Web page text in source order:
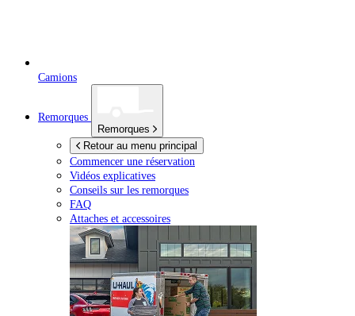
Camions
Remorques
Remorques
Retour au menu principal
Commencer une réservation
Vidéos explicatives
Conseils sur les remorques
FAQ
Attaches et accessoires